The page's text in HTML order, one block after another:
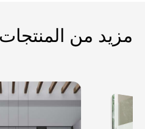
مزيد من المنتجات